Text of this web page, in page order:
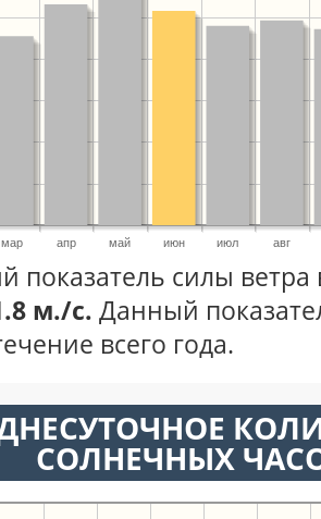
мар апр май июн июл авг
показатель силы
м./с. Данный
всего года.
СОЛНЕЧНЫХ